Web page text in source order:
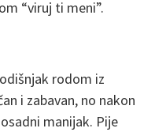
“viruj ti meni”.
rodom iz
i zabavan, no nakon
manijak. Pije